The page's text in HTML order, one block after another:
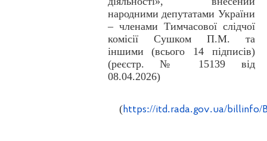
народними депутатами України
– членами Тимчасової слідчої
комісії Сушком П.М. та
іншими (всього 14 підписів)
(реєстр. № 15139 від
08.04.2026)
(https://itd.rada.gov.ua/billinfo/